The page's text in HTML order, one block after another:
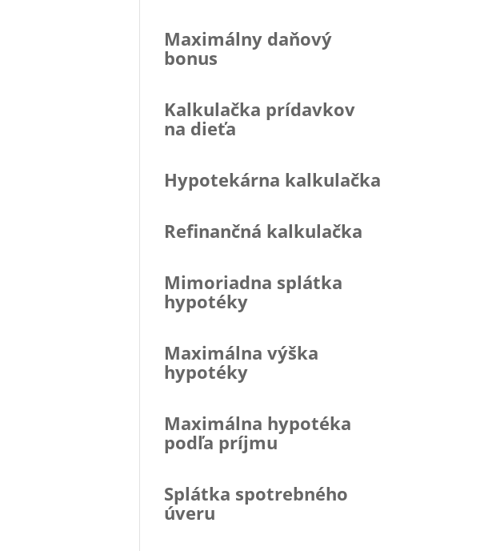
Maximálny daňový
bonus
Kalkulačka prídavkov
na dieťa
Hypotekárna kalkulačka
Refinančná kalkulačka
Mimoriadna splátka
hypotéky
Maximálna výška
hypotéky
Maximálna hypotéka
podľa príjmu
Splátka spotrebného
úveru